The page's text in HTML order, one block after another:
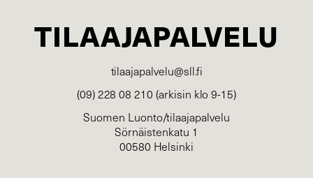
TILAAJAPALVELU
tilaajapalvelu@sll.fi
(09) 228 08 210 (arkisin klo 9-15)
Suomen Luonto/tilaajapalvelu
Sörnäistenkatu 1
00580 Helsinki